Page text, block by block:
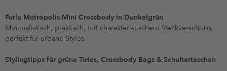
Furla Metropolis Mini Crossbody in Dunkelgrün
Minimalistisch, praktisch, mit charakteristischem Steckverschluss,
perfekt für urbane Styles.
Stylingtipps für grüne Totes, Crossbody Bags & Schultertaschen